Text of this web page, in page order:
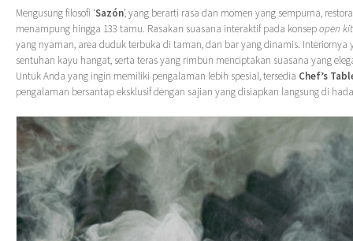
Mengusung filosofi ‘Sazón’, yang berarti rasa dan momen yang sempurna,
menampung hingga 133 tamu. Rasakan suasana interaktif pada konsepopen
yang nyaman, area duduk terbuka di taman, dan bar yang dinamis. Interiornya
sentuhan kayu hangat, serta teras yang rimbun menciptakan suasana yang
Untuk Anda yang ingin memiliki pengalaman lebih spesial, tersedia Chef’s
pengalaman bersantap eksklusif dengan sajian yang disiapkan langsung di